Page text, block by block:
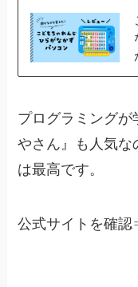
プログラミング
やさん』も人気な
は最高です。
公式サイトを確